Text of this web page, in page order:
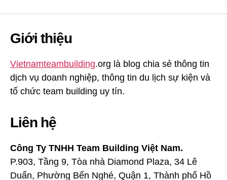
Giới thiệu
Vietnamteambuilding.org là blog chia sẻ thông tin
dịch vụ doanh nghiệp, thông tin du lịch sự kiện và
tổ chức team building uy tín.
Liên hệ
Công Ty TNHH Team Building Việt Nam.
P.903, Tầng 9, Tòa nhà Diamond Plaza, 34 Lê
Duẩn, Phường Bến Nghé, Quận 1, Thành phố Hồ